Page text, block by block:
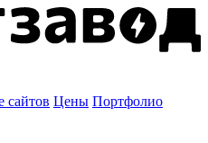
сайтов Цены Портфолио